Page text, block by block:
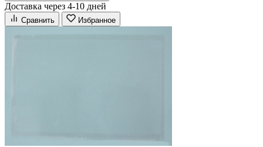
Доставка через 4-10 дней
Сравнить Избранное